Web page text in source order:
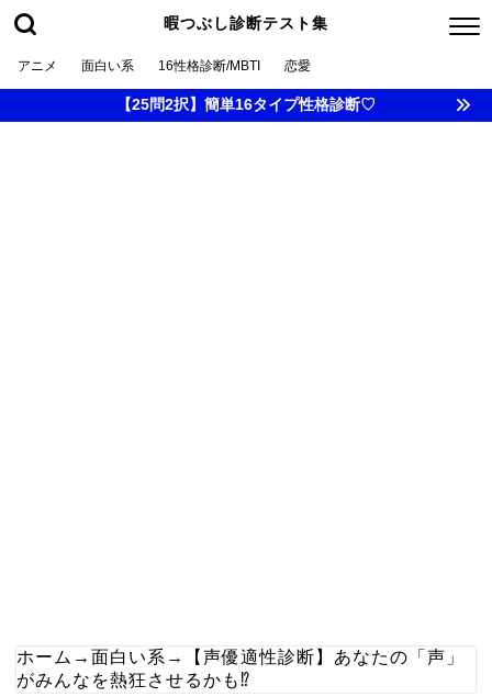
暇つぶし診断テスト集
アニメ 面白い系 16性格診断/MBTI 恋愛
【25問2択】簡単16タイプ性格診断♡
ホーム → 面白い系 →
【声優適性診断】あなたの「声」
がみんなを熱狂させるかも⁉